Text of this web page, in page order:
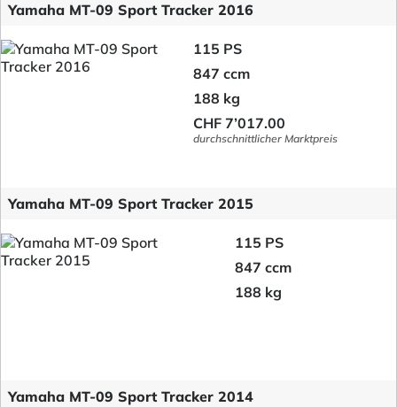
Yamaha MT-09 Sport Tracker 2016
115 PS
847 ccm
188 kg
CHF 7’017.00
durchschnittlicher Marktpreis
Yamaha MT-09 Sport Tracker 2015
115 PS
847 ccm
188 kg
Yamaha MT-09 Sport Tracker 2014